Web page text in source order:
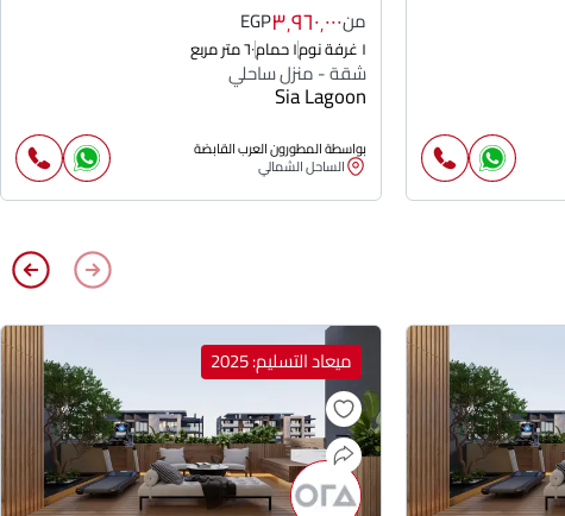
من٣٬٩٦٠٬٠٠٠EGP
١ غرفة نوم ١ حمام ٦٠ متر مربع
شقة - منزل ساحلي
Sia Lagoon
بواسطة المطورون العرب القابضة
الساحل الشمالي
ميعاد التسليم: 2025